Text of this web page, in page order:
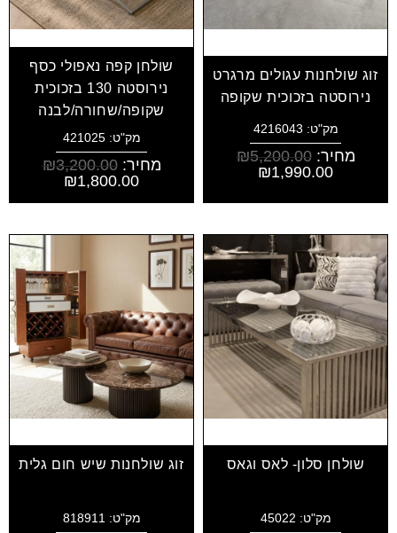
זוג שולחנות עגולים מרגרט
נירוסטה בזכוכית שקופה
מק"ט: 4216043
מחיר: ₪5,200.00
₪1,990.00
שולחן קפה נאפולי כסף
נירוסטה 130 בזכוכית
שקופה/שחורה/לבנה
מק"ט: 421025
מחיר: ₪3,200.00
₪1,800.00
שולחן סלון- לאס וגאס
מק"ט: 45022
זוג שולחנות שיש חום גלית
מק"ט: 818911